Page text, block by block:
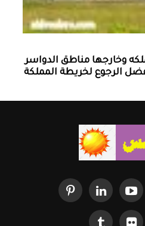
وخارجها ‏مناطق الدواسر
الرجوع لخريطة المملكة